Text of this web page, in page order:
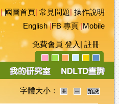
|國圖首頁 常見問題|操作說明
English|FB 專頁|Mobile
免費會員 登入 註冊
字體大小：